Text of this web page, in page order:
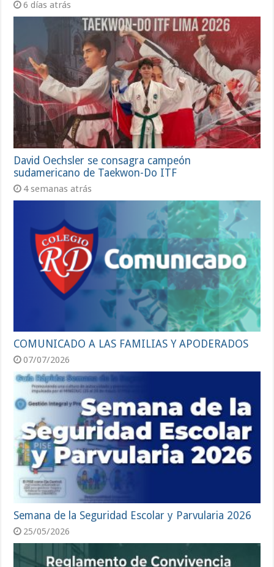
6 días atrás
David Oechsler se consagra campeón
sudamericano de Taekwon-Do ITF
4 semanas atrás
COMUNICADO A LAS FAMILIAS Y APODERADOS
07/07/2026
Semana de la Seguridad Escolar y Parvularia 2026
25/05/2026